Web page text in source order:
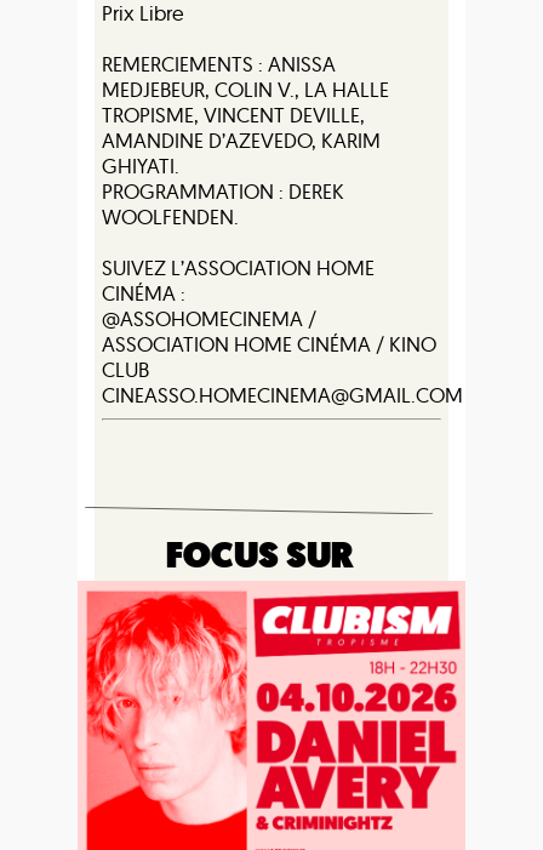
Prix Libre
REMERCIEMENTS : ANISSA
MEDJEBEUR, COLIN V., LA HALLE
TROPISME, VINCENT DEVILLE,
AMANDINE D’AZEVEDO, KARIM
GHIYATI.
PROGRAMMATION : DEREK
WOOLFENDEN.
SUIVEZ L’ASSOCIATION HOME
CINÉMA :
@ASSOHOMECINEMA /
ASSOCIATION HOME CINÉMA / KINO
CLUB
CINEASSO.HOMECINEMA@GMAIL.COM
FOCUS SUR